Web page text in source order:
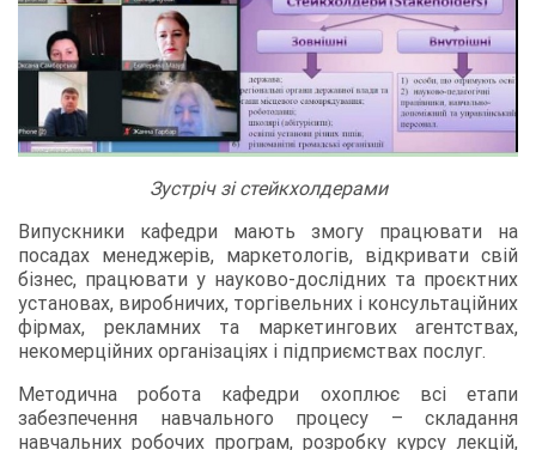
Зустріч зі стейкхолдерами
Випускники кафедри мають змогу працювати на
посадах менеджерів, маркетологів, відкривати свій
бізнес, працювати у науково-дослідних та проєктних
установах, виробничих, торгівельних і консультаційних
фірмах, рекламних та маркетингових агентствах,
некомерційних організаціях і підприємствах послуг.
Методична робота кафедри охоплює всі етапи
забезпечення навчального процесу – складання
навчальних робочих програм, розробку курсу лекцій,